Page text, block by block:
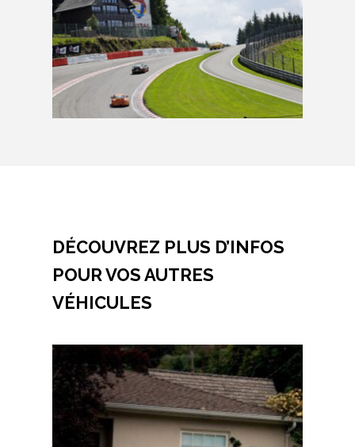
DÉCOUVREZ PLUS D’INFOS
POUR VOS AUTRES
VÉHICULES